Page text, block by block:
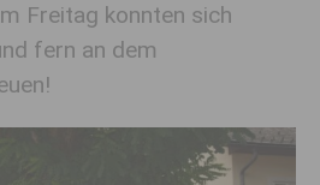
Freitag konnten sich
fern an dem